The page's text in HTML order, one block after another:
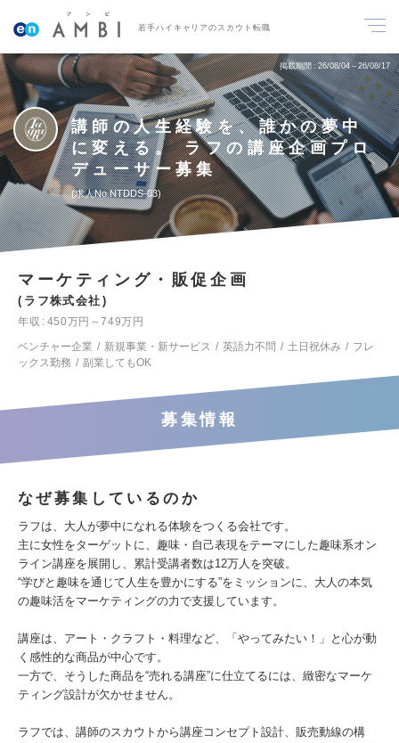
若手ハイキャリアのスカウト転職
掲載期間 26/08/04～26/08/17
講師の人生経験を、誰かの夢中
に変える。 ラフの講座企画プロ
デューサー募集
求人No.NTDDS-03
マーケティング・販促企画
ラフ株式会社
年収
450万円～749万円
ベンチャー企業
新規事業・新サービス 英語力不問 土日祝休み
フレ
ックス勤務
副業してもOK
募集情報
なぜ募集しているのか
ラフは、大人が夢中になれる体験をつくる会社です。
主に女性をターゲットに、趣味・自己表現をテーマにした趣味系オン
ライン講座を展開し、累計受講者数は12万人を突破。
“学びと趣味を通じて人生を豊かにする”をミッションに、大人の本気
の趣味活をマーケティングの力で支援しています。
講座は、アート・クラフト・料理など、「やってみたい！」と心が動
く感性的な商品が中心です。
一方で、そうした商品を“売れる講座”に仕立てるには、緻密なマーケ
ティング設計が欠かせません。
ラフでは、講師のスカウトから講座コンセプト設計、販売動線の構